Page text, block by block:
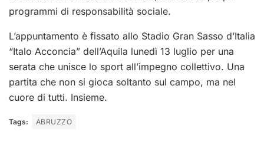
programmi di responsabilità sociale.
L’appuntamento è fissato allo Stadio Gran Sasso d’Italia
“Italo Acconcia” dell’Aquila lunedì 13 luglio per una
serata che unisce lo sport all’impegno collettivo. Una
partita che non si gioca soltanto sul campo, ma nel
cuore di tutti. Insieme.
Tags: ABRUZZO